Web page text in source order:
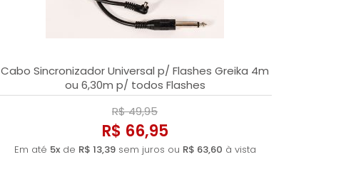
Cabo Sincronizador Universal p/ Flashes Greika 4m
ou 6,30m p/ todos Flashes
R$ 49,95
R$ 66,95
Em até 5xde R$ 13,39sem juros ou R$ 63,60 à vista